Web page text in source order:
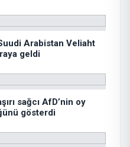
Arabistan Veliaht
geldi
sağcı AfD’nin oy
gösterdi